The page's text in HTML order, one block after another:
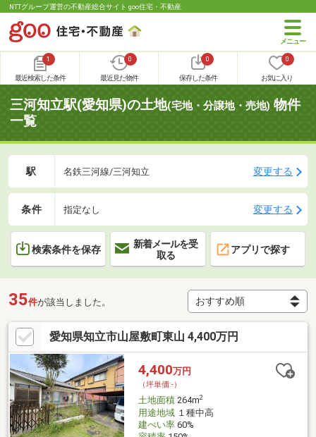
NTTグループ運営の不動産総合サイト goo住宅・不動産
1
最近検索した条件
0
最近見た物件
0
保存した条件
0
お気に入り
三河知立駅(愛知県)の土地(宅地・分譲地・売地) 物件
一覧
駅 名鉄三河線/三河知立 変更する
条件 指定なし 変更する
検索条件を保存
新着メールを受
取る
アプリで探す
35件が該当しました。
愛知県知立市山屋敷町東山 4,400万円
4,400万円
（坪単価:-）
土地面積264m2
用途地域１種中高
建ぺい率60%